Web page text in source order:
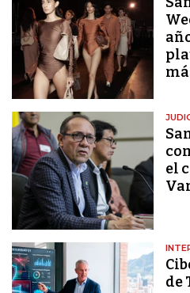
el
de